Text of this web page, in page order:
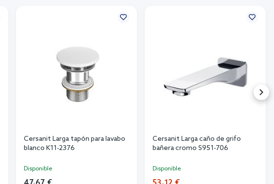
Cersanit Larga tapón para lavabo
blanco K11-2376
Disponible
Cersanit Larga caño de grifo
bañera cromo S951-706
Disponible